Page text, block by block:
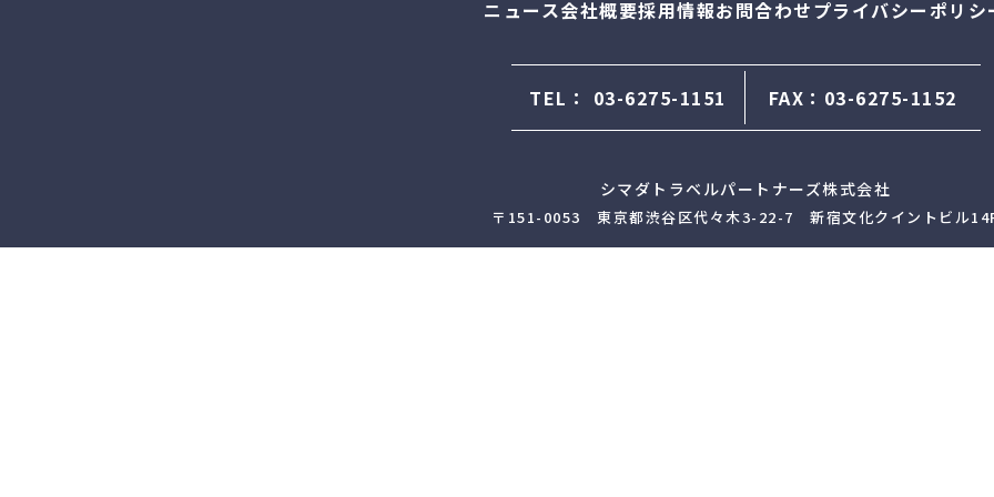
ニュース会社概要採用情報お問合わせプライバシーポリシ
TEL： 03-6275-1151 FAX：03-6275-1152
シマダトラベルパートナーズ株式会社
〒151-0053 東京都渋谷区代々木3-22-7 新宿文化クイントビル